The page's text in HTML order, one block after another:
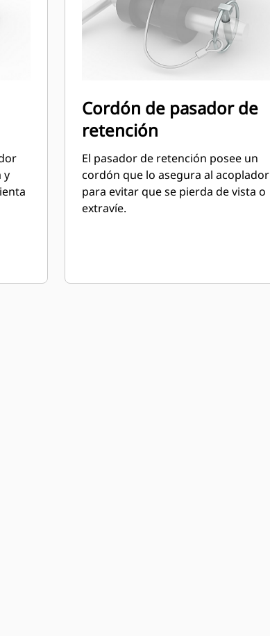
y
Cordón de pasador de
retención
El pasador de retención posee un
cordón que lo asegura al acoplador
para evitar que se pierda de vista o
extravíe.